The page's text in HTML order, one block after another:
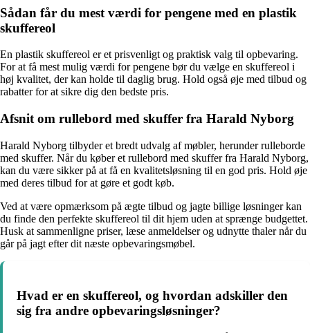
Sådan får du mest værdi for pengene med en plastik
skuffereol
En plastik skuffereol er et prisvenligt og praktisk valg til opbevaring.
For at få mest mulig værdi for pengene bør du vælge en skuffereol i
høj kvalitet, der kan holde til daglig brug. Hold også øje med tilbud og
rabatter for at sikre dig den bedste pris.
Afsnit om rullebord med skuffer fra Harald Nyborg
Harald Nyborg tilbyder et bredt udvalg af møbler, herunder rulleborde
med skuffer. Når du køber et rullebord med skuffer fra Harald Nyborg,
kan du være sikker på at få en kvalitetsløsning til en god pris. Hold øje
med deres tilbud for at gøre et godt køb.
Ved at være opmærksom på ægte tilbud og jagte billige løsninger kan
du finde den perfekte skuffereol til dit hjem uden at sprænge budgettet.
Husk at sammenligne priser, læse anmeldelser og udnytte thaler når du
går på jagt efter dit næste opbevaringsmøbel.
Hvad er en skuffereol, og hvordan adskiller den
sig fra andre opbevaringsløsninger?